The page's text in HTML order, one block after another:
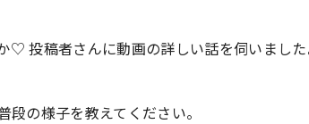
♡ 投稿者さんに動画の詳しい話を伺いました
段の様子を教えてください。